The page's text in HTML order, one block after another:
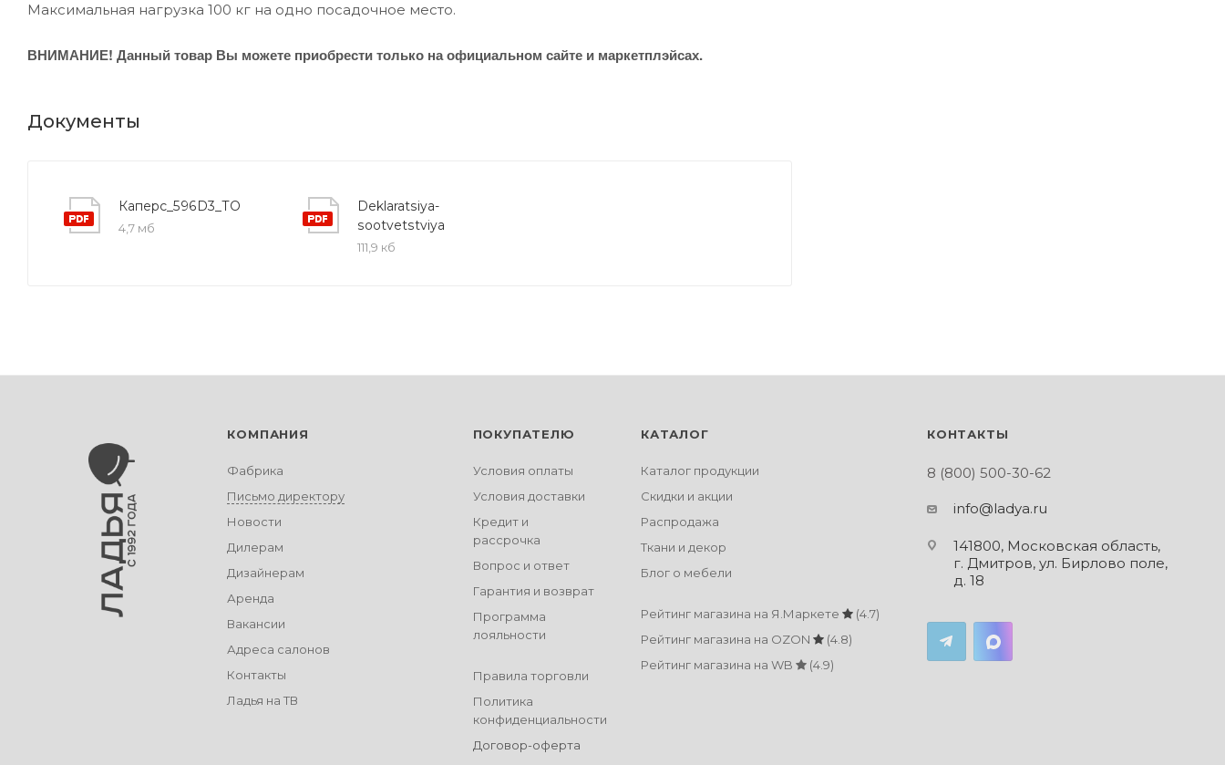
Максимальная нагрузка 100 кг на одно посадочное место.
ВНИМАНИЕ! Данный товар Вы можете приобрести только на официальном сайте и маркетплэйсах.
Документы
Каперс_596D3_ТО
4,7 мб
Deklaratsiya-
sootvetstviya
111,9 кб
КОМПАНИЯ
Фабрика
Письмо директору
Новости
Дилерам
Дизайнерам
Аренда
Вакансии
Адреса салонов
Контакты
Ладья на ТВ
ПОКУПАТЕЛЮ
Условия оплаты
Условия доставки
Кредит и
рассрочка
Вопрос и ответ
Гарантия и возврат
Программа
лояльности
Правила торговли
Политика
конфиденциальности
Договор-оферта
КАТАЛОГ
Каталог продукции
Скидки и акции
Распродажа
Ткани и декор
Блог о мебели
Рейтинг магазина на Я.Маркете
(4.7)
Рейтинг магазина на OZON
(4.8)
Рейтинг магазина на WB
(4.9)
КОНТАКТЫ
8 (800) 500-30-62
info@ladya.ru
141800, Московская область,
г. Дмитров, ул. Бирлово поле,
д. 18